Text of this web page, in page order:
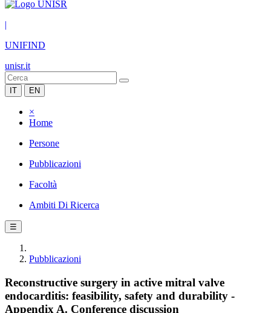
|
UNIFIND
unisr.it
IT EN
×
Home
Persone
Pubblicazioni
Facoltà
Ambiti Di Ricerca
☰
Pubblicazioni
Reconstructive surgery in active mitral valve
endocarditis: feasibility, safety and durability -
Appendix A. Conference discussion